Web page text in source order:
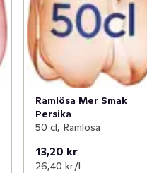
Ramlösa Mer Smak
Persika
50 cl, Ramlösa
13,20 kr
26,40 kr /l